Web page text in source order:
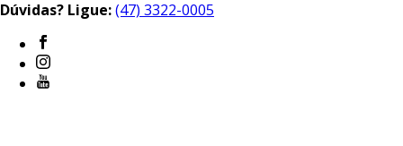
Dúvidas? Ligue:(47) 3322-0005